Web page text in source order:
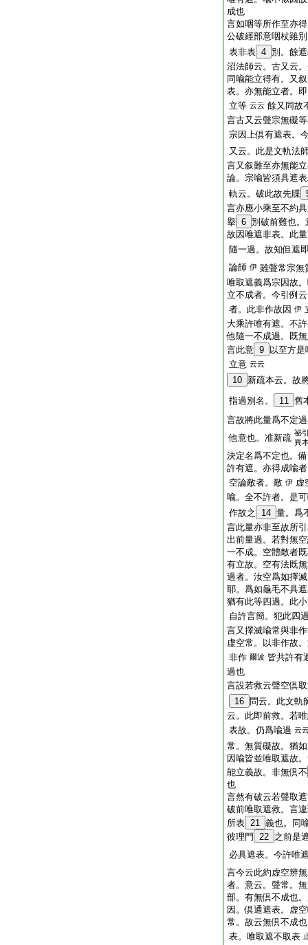
成也
言如咽等所作至亦
公破經部意咽杖雖
表非表 4 別。餘
沼法師云。古又云
同喩能立得有。又
表。亦無能立者。
立等 云云 餘又同故
言古又云聲宗無礙
宗因上倶有遮表。
又云。此是文軌法
言又叙難至亦無能
論。宗喩皆須具遮
軌云。破此故先牒
言亦應小乘至不約
擧 6 別破前難也
故因唯遮非表。此
隨一過。故知但遮
論師 伊 雖聲常宗無
唯取遮義爲宗因故
立不成者。今引例
者。此非作故因 伊
大乘許唯有遮。不
他隨一不成過。既
言此意 9
以至方
立意 云云
10 新疏本云。故
指過別名。
11 舊
言故將此量爲不定
他意也。准新疏 祕
異
決定名爲不定也。
許有遮。亦得成喩
空論敵者。敵 伊 虚
喩。全不許者。是
作故之
14 量。爲
言此量亦非至故所
出前量過。若對無
一不成。空體敵者
有立故。空有法既
過者。汝空爲如擇
耶。爲如龜毛不具
猶有此等四過。此
自許言簡。犯此四
言又擇滅喩常與非
虚空常。以非作故
非作 爾波 皆共許有
過也
言設若救云聲空倶
16 問云。此文軌
云。此即前救。若
表故。仍爲喩過 云
常。無質礙故。猶
因喩皆並唯取遮故
能立義故。非無倶不
也
言然有破云若聲取
破前唯取遮救。言
所表 21 義也。同
彼理門
22 之前是
必具遮表。今許唯
言今云此約虚空辨
者。意云。聲常。
部。有無倶不成也
因。倶通遮表。虚
常。故云無倶不成
表。唯取遮不取表